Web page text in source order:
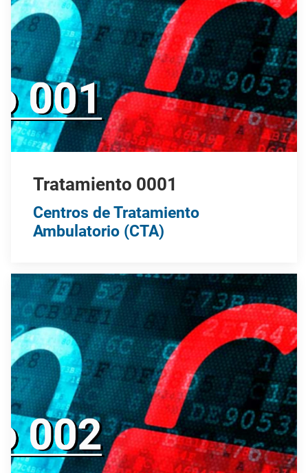
Tratamiento 0001
Centros de Tratamiento
Ambulatorio (CTA)